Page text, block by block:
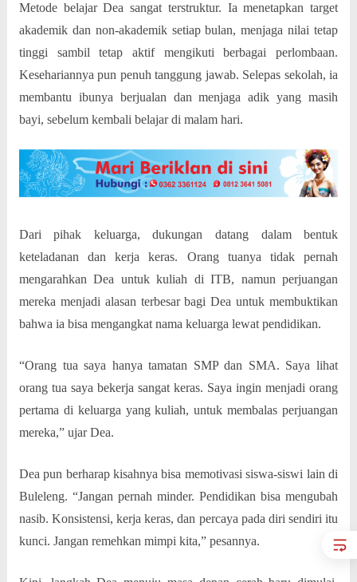
Metode belajar Dea sangat terstruktur. Ia menetapkan target
akademik dan non-akademik setiap bulan, menjaga nilai tetap
tinggi sambil tetap aktif mengikuti berbagai perlombaan.
Kesehariannya pun penuh tanggung jawab. Selepas sekolah, ia
membantu ibunya berjualan dan menjaga adik yang masih
bayi, sebelum kembali belajar di malam hari.
Dari pihak keluarga, dukungan datang dalam bentuk
keteladanan dan kerja keras. Orang tuanya tidak pernah
mengarahkan Dea untuk kuliah di ITB, namun perjuangan
mereka menjadi alasan terbesar bagi Dea untuk membuktikan
bahwa ia bisa mengangkat nama keluarga lewat pendidikan.
“Orang tua saya hanya tamatan SMP dan SMA. Saya lihat
orang tua saya bekerja sangat keras. Saya ingin menjadi orang
pertama di keluarga yang kuliah, untuk membalas perjuangan
mereka,” ujar Dea.
Dea pun berharap kisahnya bisa memotivasi siswa-siswi lain di
Buleleng. “Jangan pernah minder. Pendidikan bisa mengubah
nasib. Konsistensi, kerja keras, dan percaya pada diri sendiri itu
kunci. Jangan remehkan mimpi kita,” pesannya.